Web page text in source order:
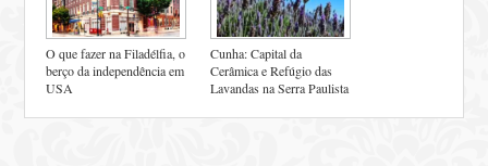
O que fazer na Filadélfia, o
berço da independência em
USA
Cunha: Capital da
Cerâmica e Refúgio das
Lavandas na Serra Paulista